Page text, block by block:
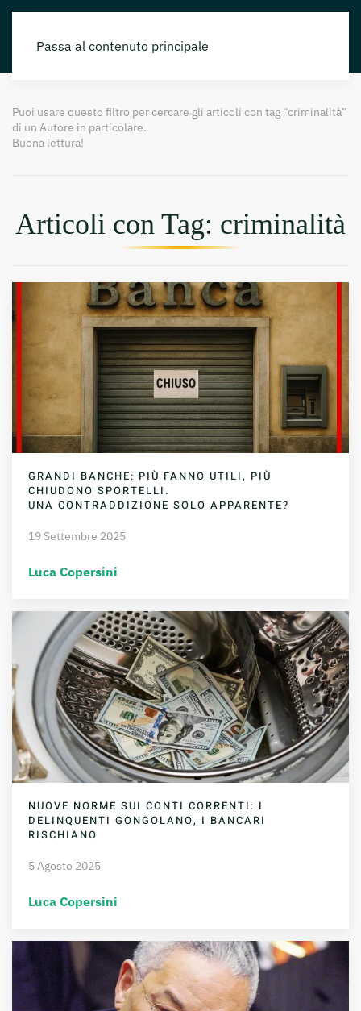
Passa al contenuto principale
Puoi usare questo filtro per cercare gli articoli con tag “criminalità”
di un Autore in particolare.
Buona lettura!
Articoli con Tag: criminalità
GRANDI BANCHE: PIÙ FANNO UTILI, PIÙ
CHIUDONO SPORTELLI.
UNA CONTRADDIZIONE SOLO APPARENTE?
19 Settembre 2025
Luca Copersini
NUOVE NORME SUI CONTI CORRENTI: I
DELINQUENTI GONGOLANO, I BANCARI
RISCHIANO
5 Agosto 2025
Luca Copersini